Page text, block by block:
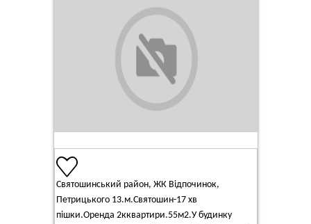
Святошинський район, ЖК Відпочинок,
Петрицького 13.м.Святошин-17 хв
пішки.Оренда 2кквартири.55м2.У будинку